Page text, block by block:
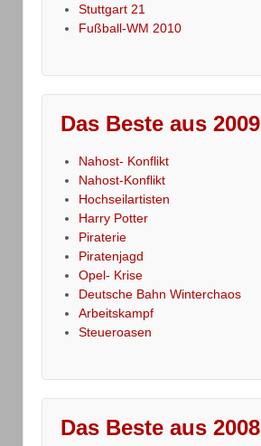
Stuttgart 21
Fußball-WM 2010
Das Beste aus 2009
Nahost- Konflikt
Nahost-Konflikt
Hochseilartisten
Harry Potter
Piraterie
Piratenjagd
Opel- Krise
Deutsche Bahn Winterchaos
Arbeitskampf
Steueroasen
Das Beste aus 2008